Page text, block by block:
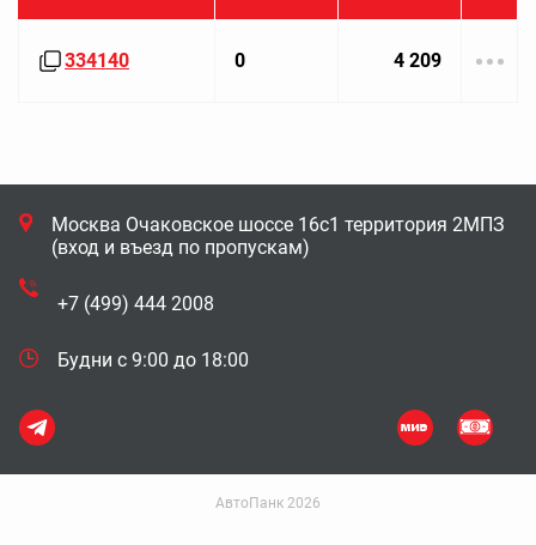
334140 0 4 209
Москва Очаковское шоссе 16с1 территория 2МПЗ
(вход и въезд по пропускам)
+7 (499) 444 2008
Будни с 9:00 до 18:00
АвтоПанк 2026